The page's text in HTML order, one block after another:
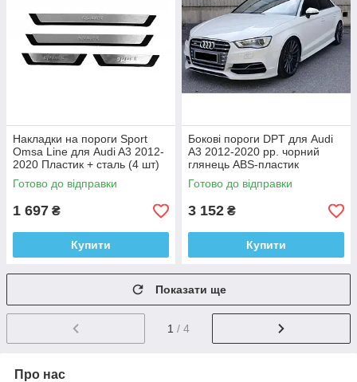
Накладки на пороги Sport
Omsa Line для Audi A3 2012-
2020 Пластик + сталь (4 шт)
Готово до відправки
1 697 ₴
Купити
Бокові пороги DPT для Audi
A3 2012-2020 рр. чорний
глянець ABS-пластик
Готово до відправки
3 152 ₴
Купити
Показати ще
1 / 4
Про нас